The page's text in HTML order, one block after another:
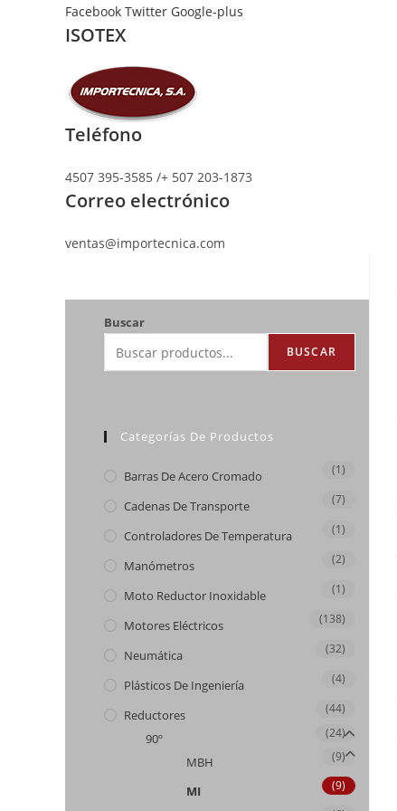
Facebook Twitter Google-plus
ISOTEX
Teléfono
4507 395-3585 /+ 507 203-1873
Correo electrónico
ventas@importecnica.com
Buscar
BUSCAR
Categorías De Productos
Barras De Acero Cromado (1)
Cadenas De Transporte (7)
Controladores De Temperatura (1)
Manómetros (2)
Moto Reductor Inoxidable (1)
Motores Eléctricos (138)
Neumática (32)
Plásticos De Ingeniería (4)
Reductores (44)
90º (24)
MBH (9)
MI (9)